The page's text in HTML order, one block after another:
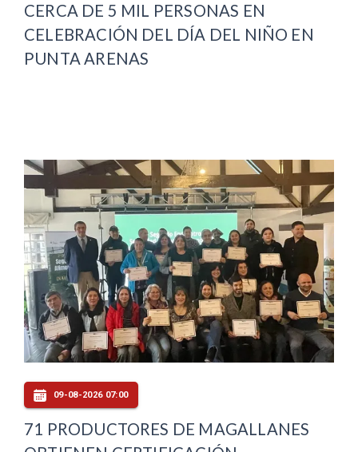
CERCA DE 5 MIL PERSONAS EN
CELEBRACIÓN DEL DÍA DEL NIÑO EN
PUNTA ARENAS
09-08-2026 07:00
71 PRODUCTORES DE MAGALLANES